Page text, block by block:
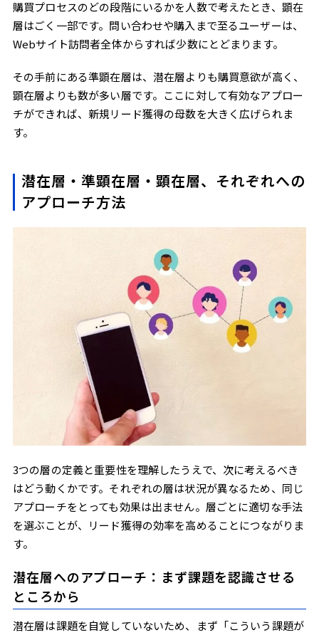
購買プロセスのどの段階にいるかを人数で考えたとき、顕在
層はごく一部です。問い合わせや購入まで至るユーザーは、
Webサイト訪問者全体からすれば少数にとどまります。
その手前にある準顕在層は、潜在層よりも購買意欲が高く、
顕在層よりも数が多い層です。ここに対して有効なアプロー
チができれば、新規リード獲得の母数を大きく広げられま
す。
潜在層・準顕在層・顕在層、それぞれへの
アプローチ方法
3つの層の定義と重要性を理解したうえで、次に考えるべき
はどう動くかです。それぞれの層は状況が異なるため、同じ
アプローチをとっても効果は出ません。層ごとに適切な手法
を選ぶことが、リード獲得の効率を高めることにつながりま
す。
潜在層へのアプローチ：まず課題を認識させる
ところから
潜在層は課題を自覚していないため、まず「こういう課題が